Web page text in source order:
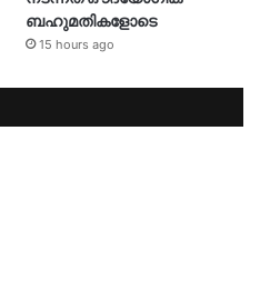
ബഹുമതികളോടെ
15 hours ago